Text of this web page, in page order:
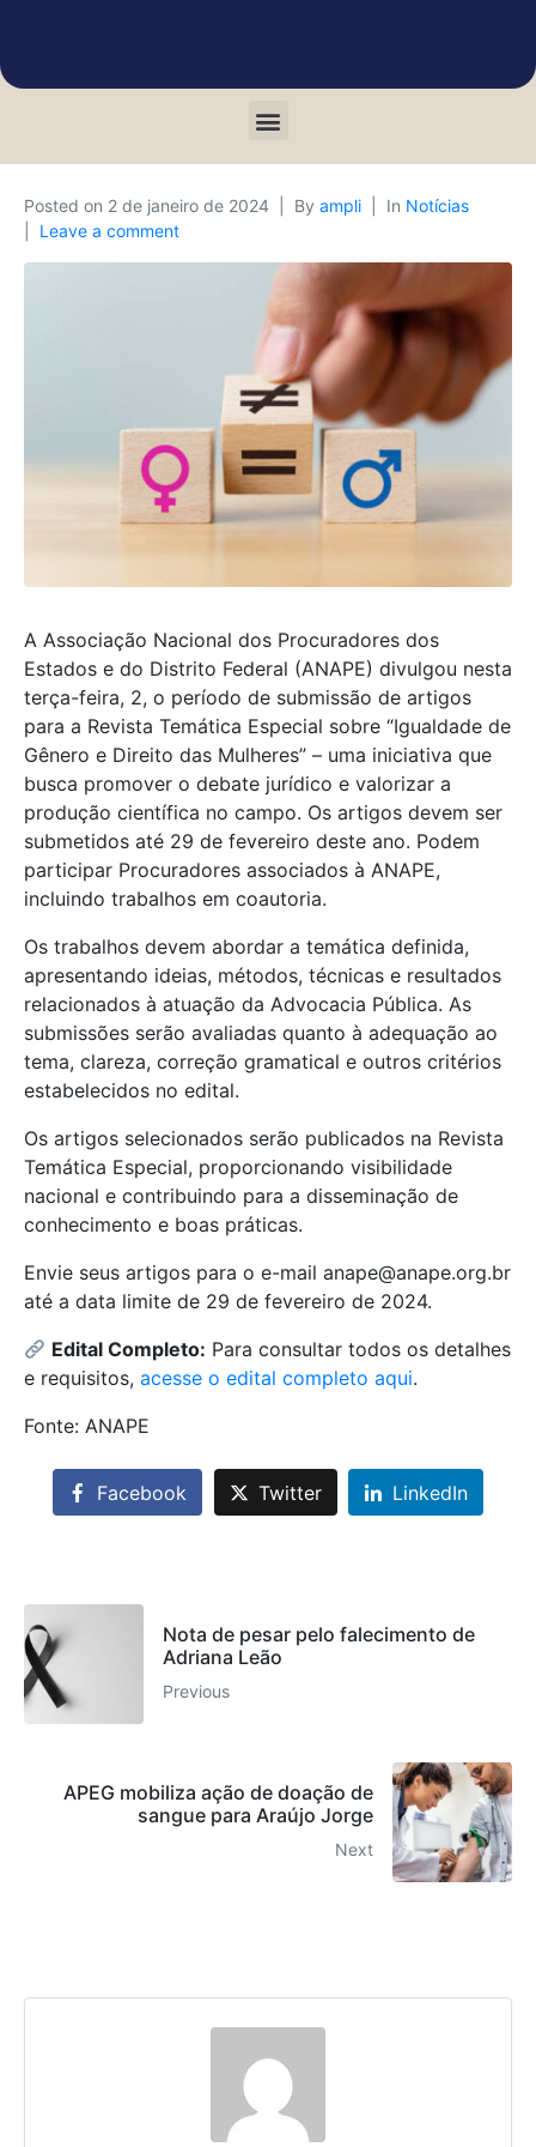
Posted on 2 de janeiro de 2024 By ampli In Notícias
Leave a comment
A Associação Nacional dos Procuradores dos
Estados e do Distrito Federal (ANAPE) divulgou nesta
terça-feira, 2, o período de submissão de artigos
para a Revista Temática Especial sobre “Igualdade de
Gênero e Direito das Mulheres” – uma iniciativa que
busca promover o debate jurídico e valorizar a
produção científica no campo. Os artigos devem ser
submetidos até 29 de fevereiro deste ano. Podem
participar Procuradores associados à ANAPE,
incluindo trabalhos em coautoria.
Os trabalhos devem abordar a temática definida,
apresentando ideias, métodos, técnicas e resultados
relacionados à atuação da Advocacia Pública. As
submissões serão avaliadas quanto à adequação ao
tema, clareza, correção gramatical e outros critérios
estabelecidos no edital.
Os artigos selecionados serão publicados na Revista
Temática Especial, proporcionando visibilidade
nacional e contribuindo para a disseminação de
conhecimento e boas práticas.
Envie seus artigos para o e-mail anape@anape.org.br
até a data limite de 29 de fevereiro de 2024.
Edital Completo: Para consultar todos os detalhes
e requisitos, acesse o edital completo aqui.
Fonte: ANAPE
Facebook Twitter LinkedIn
Nota de pesar pelo falecimento de
Adriana Leão
Previous
APEG mobiliza ação de doação de
sangue para Araújo Jorge
Next